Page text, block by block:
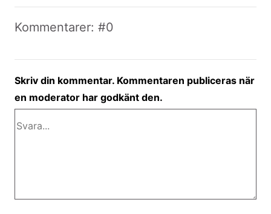
Kommentarer: #0
Skriv din kommentar. Kommentaren publiceras när
en moderator har godkänt den.